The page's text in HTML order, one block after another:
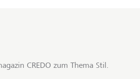
CREDO zum Thema Stil.